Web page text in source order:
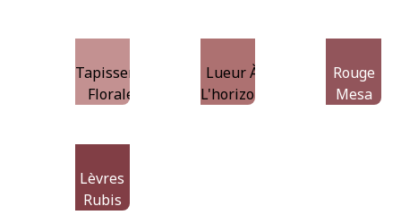
Tapisserie
Florale
Lueur À
L'horizon
Rouge
Mesa
Lèvres
Rubis